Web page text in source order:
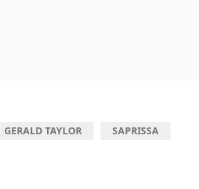
GERALD TAYLOR
SAPRISSA